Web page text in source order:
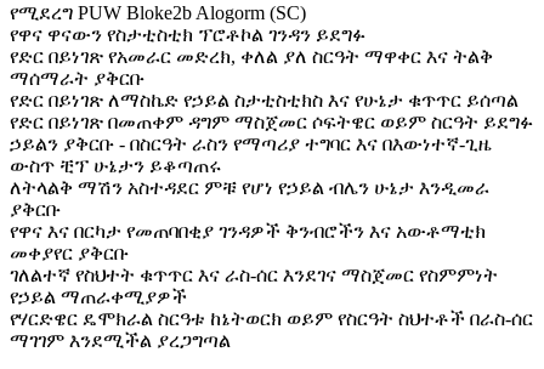
የሚደረግ PUW Bloke2b Alogorm (SC)
የዋና ዋናውን የስታቲስቲክ ፕሮቶኮል ገንዳን ይደግፉ
የድር በይነገጽ የአመራር መድረክ, ቀለል ያለ ስርዓት ማዋቀር እና ትልቅ
ማሰማራት ያቅርቡ
የድር በይነገጽ ለማስኬድ የኃይል ስታቲስቲክስ እና የሁኔታ ቁጥጥር ይሰጣል
የድር በይነገጽ በመጠቀም ዳግም ማስጀመር ሶፍትዌር ወይም ስርዓት ይደግፉ
ኃይልን ያቅርቡ - በስርዓት ራስን የማጣሪያ ተግባር እና በእውነተኛ-ጊዜ
ውስጥ ቺፕ ሁኔታን ይቆጣጠሩ
ለትላልቅ ማሽን አስተዳደር ምቹ የሆነ የኃይል ብሌን ሁኔታ እንዲመራ
ያቅርቡ
የዋና እና በርካታ የመጠባበቂያ ገንዳዎች ቅንብሮችን እና አውቶማቲክ
መቀያየር ያቅርቡ
ገለልተኛ የስህተት ቁጥጥር እና ራስ-ሰር እንደገና ማስጀመር የስምምነት
የኃይል ማጠራቀሚያዎች
የሃርድዌር ዴሞክራል ስርዓቱ ከኔትወርክ ወይም የስርዓት ስህተቶች በራስ-ሰር
ማገገም እንደሚችል ያረጋግጣል